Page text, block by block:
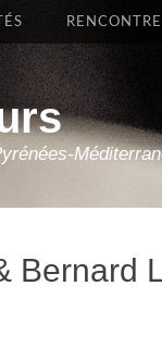
Bernard